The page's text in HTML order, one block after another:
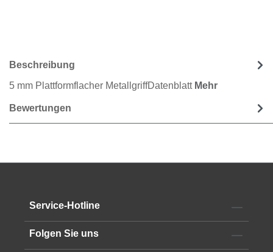
Beschreibung
5 mm Plattformflacher MetallgriffDatenblatt Mehr
Bewertungen
Service-Hotline
Folgen Sie uns